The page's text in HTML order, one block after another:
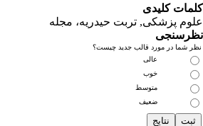
تربت حیدریه، مجله
قالب جدید چیست؟
عالی
خوب
متوسط
ضعیف